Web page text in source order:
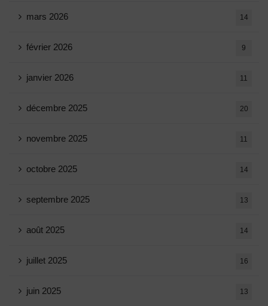
mars 2026 14
février 2026 9
janvier 2026 11
décembre 2025 20
novembre 2025 11
octobre 2025 14
septembre 2025 13
août 2025 14
juillet 2025 16
juin 2025 13